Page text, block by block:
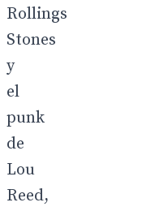
Rollings
Stones
y
el
punk
de
Lou
Reed,